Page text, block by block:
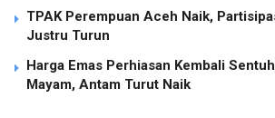
TPAK Perempuan Aceh Naik,
Justru Turun
Harga Emas Perhiasan Kembali
Mayam, Antam Turut Naik